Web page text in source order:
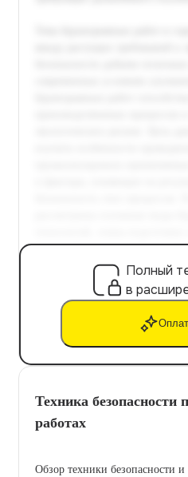
Полный
в
Техника
работах
Обзор техники безопасности